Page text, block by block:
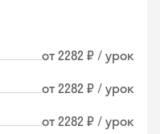
от 2282 ₽ / урок
от 2282 ₽ / урок
от 2282 ₽ / урок